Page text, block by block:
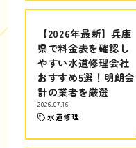
【2026年最新】兵庫
県で料金表を確認し
やすい水道修理会社
おすすめ5選！明朗会
計の業者を厳選
2026.07.16
水道修理